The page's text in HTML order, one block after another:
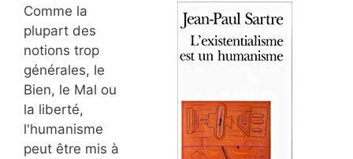
Comme la
plupart des
notions trop
générales, le
Bien, le Mal ou
la liberté,
l'humanisme
peut être mis à